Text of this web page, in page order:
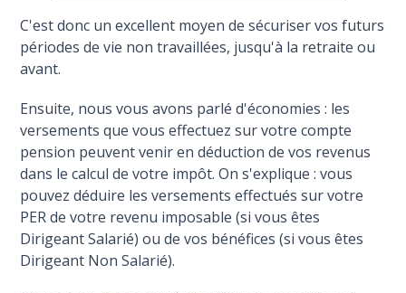
C'est donc un excellent moyen de sécuriser vos futurs
périodes de vie non travaillées, jusqu'à la retraite ou
avant.
Ensuite, nous vous avons parlé d'économies : les
versements que vous effectuez sur votre compte
pension peuvent venir en déduction de vos revenus
dans le calcul de votre impôt. On s'explique : vous
pouvez déduire les versements effectués sur votre
PER de votre revenu imposable (si vous êtes
Dirigeant Salarié) ou de vos bénéfices (si vous êtes
Dirigeant Non Salarié).